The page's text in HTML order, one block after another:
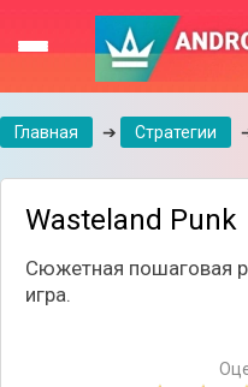
Главная ➔ Стратегии
Wasteland Punk
Сюжетная пошаговая
игра.